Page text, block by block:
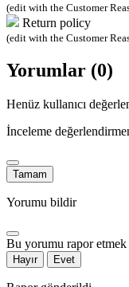
(edit with the Customer
Return policy
(edit with the Customer
Yorumlar (0)
Henüz kullanıcı
İnceleme
Tamam
Yorumu bildir
Bu yorumu rapor
Hayır Evet